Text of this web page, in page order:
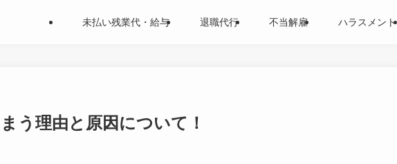
未払い残業代・給与 退職代行 不当解雇 ハラスメント
う理由と原因について！